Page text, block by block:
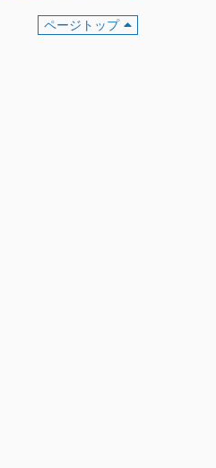
ページトップ